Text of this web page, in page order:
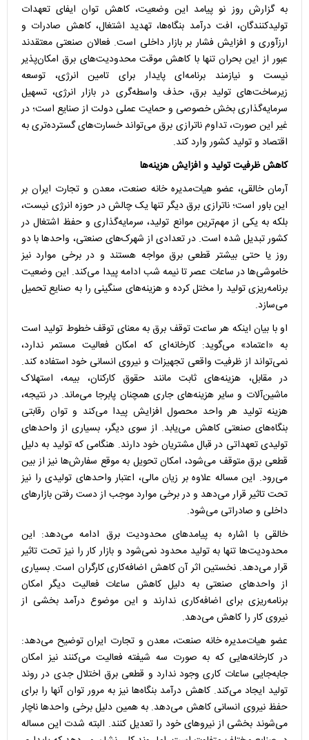
به گزارش روز نو پیامد این وضعیت، کاهش توان ایفای تعهدات
تولیدکنندگان، افت درآمد بنگاه‌ها، تهدید اشتغال، کاهش صادرات و
ارزآوری و افزایش فشار بر بازار داخلی است. فعالان صنعتی معتقدند
عبور از این بحران تنها با کاهش موقت محدودیت‌های برق امکان‌پذیر
نیست و نیازمند برنامه‌ای پایدار برای تامین انرژی، توسعه
زیرساخت‌های تولید برق، حذف واسطه‌گری در بازار انرژی، تسهیل
سرمایه‌گذاری بخش خصوصی و حمایت عملی دولت از صنایع است؛ در
غیر این صورت، تداوم ناترازی برق می‌تواند خسارت‌های گسترده‌تری به
اقتصاد و تولید کشور وارد کند.
کاهش ظرفیت تولید و افزایش هزینه‌ها
آرمان خالقی، عضو هیات‌مدیره خانه صنعت، معدن و تجارت ایران بر
این باور است؛ ناترازی برق دیگر تنها یک چالش در حوزه انرژی نیست،
بلکه به یکی از مهم‌ترین موانع تولید، سرمایه‌گذاری و حفظ اشتغال در
کشور تبدیل شده است. در تعدادی از شهرک‌های صنعتی، واحد‌ها با دو
روز یا حتی بیشتر قطعی برق مواجه هستند و در برخی موارد نیز
خاموشی‌ها در ساعات عصر تا نیمه شب ادامه پیدا می‌کند. این وضعیت
برنامه‌ریزی تولید را مختل کرده و هزینه‌های سنگینی را به صنایع تحمیل
می‌سازد.
او با بیان اینکه هر ساعت توقف برق به معنای توقف خطوط تولید است
به «اعتماد» می‌گوید: کارخانه‌ای که امکان فعالیت مستمر ندارد،
نمی‌تواند از ظرفیت واقعی تجهیزات و نیروی انسانی خود استفاده کند.
در مقابل، هزینه‌های ثابت مانند حقوق کارکنان، بیمه، استهلاک
ماشین‌آلات و سایر هزینه‌های جاری همچنان پابرجا می‌ماند. در نتیجه،
هزینه تولید هر واحد محصول افزایش پیدا می‌کند و توان رقابتی
بنگاه‌های صنعتی کاهش می‌یابد. از سوی دیگر، بسیاری از واحد‌های
تولیدی تعهداتی در قبال مشتریان خود دارند. هنگامی که تولید به دلیل
قطعی برق متوقف می‌شود، امکان تحویل به موقع سفارش‌ها نیز از بین
می‌رود. این مساله علاوه بر زیان مالی، اعتبار واحد‌های تولیدی را نیز
تحت تاثیر قرار می‌دهد و در برخی موارد موجب از دست رفتن بازار‌های
داخلی و صادراتی می‌شود.
خالقی با اشاره به پیامد‌های محدودیت برق ادامه می‌دهد: این
محدودیت‌ها تنها به تولید محدود نمی‌شود و بازار کار را نیز تحت تاثیر
قرار می‌دهد. نخستین اثر آن کاهش اضافه‌کاری کارگران است. بسیاری
از واحد‌های صنعتی به دلیل کاهش ساعات فعالیت دیگر امکان
برنامه‌ریزی برای اضافه‌کاری ندارند و این موضوع درآمد بخشی از
نیروی کار را کاهش می‌دهد.
عضو هیات‌مدیره خانه صنعت، معدن و تجارت ایران توضیح می‌دهد:
در کارخانه‌هایی که به صورت سه شیفته فعالیت می‌کنند نیز امکان
جابه‌جایی ساعات کاری وجود ندارد و قطعی برق اختلال جدی در روند
تولید ایجاد می‌کند. کاهش درآمد بنگاه‌ها نیز به مرور توان آنها را برای
حفظ نیروی انسانی کاهش می‌دهد. به همین دلیل برخی واحد‌ها ناچار
می‌شوند بخشی از نیرو‌های خود را تعدیل کنند. البته شدت این مساله